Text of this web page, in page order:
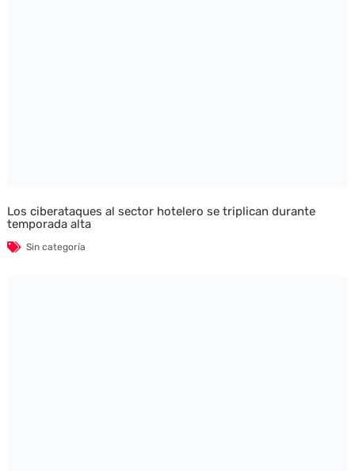
Los ciberataques al sector hotelero se triplican durante
temporada alta
Sin categoría